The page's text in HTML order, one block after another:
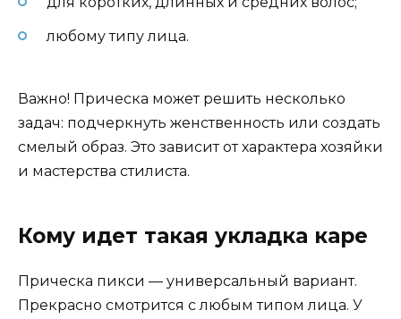
любому типу лица.
Важно! Прическа может решить несколько
задач: подчеркнуть женственность или создать
смелый образ. Это зависит от характера хозяйки
и мастерства стилиста.
Кому идет такая укладка каре
Прическа пикси — универсальный вариант.
Прекрасно смотрится с любым типом лица. У